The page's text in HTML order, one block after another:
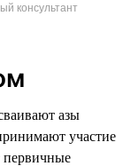
консультант
азы
участие
первичные